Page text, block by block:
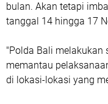
bulan. Akan tetapi
tanggal 14 hingga 17
"Polda Bali melakukan
memantau
di lokasi-lokasi yang